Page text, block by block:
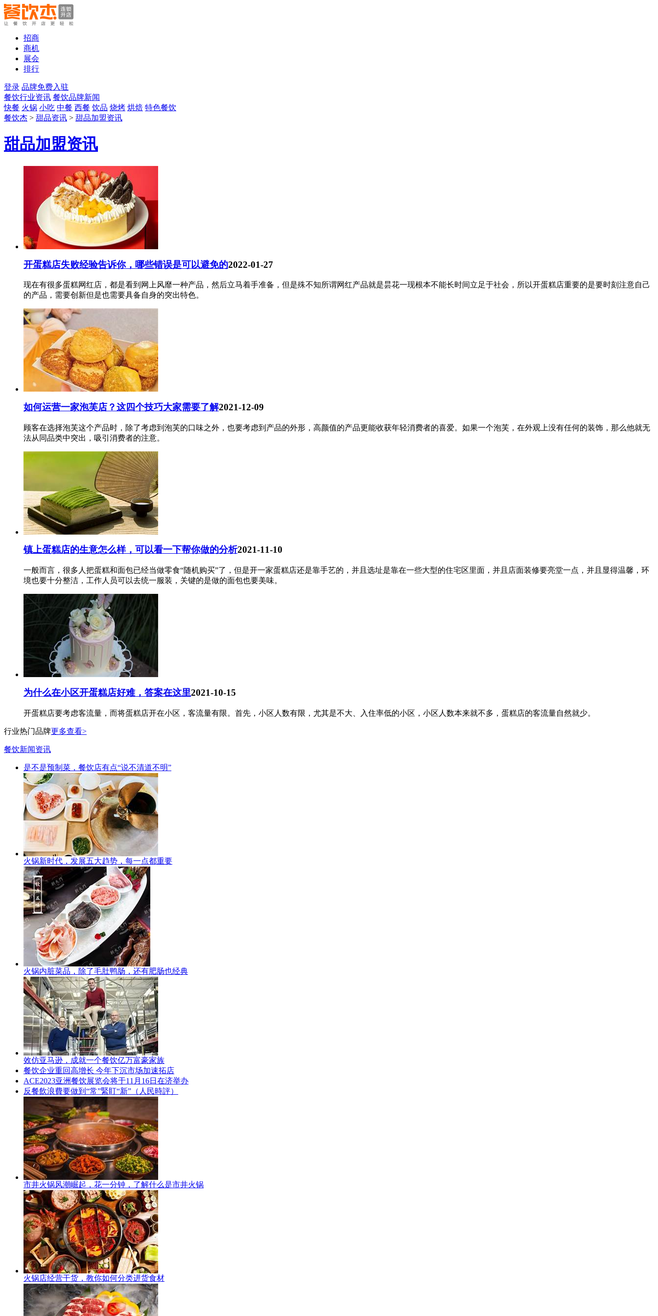
招商
商机
展会
排行
登录 品牌免费入驻
餐饮行业资讯 餐饮品牌新闻
快餐 火锅 小吃 中餐 西餐 饮品 烧烤 烘焙 特色餐饮
餐饮杰 > 甜品资讯 > 甜品加盟资讯
甜品加盟资讯
开蛋糕店失败经验告诉你，哪些错误是可以避免的2022-01-27
现在有很多蛋糕网红店，都是看到网上风靡一种产品，然后立马着手准备，但是殊不知所谓网红产品就是昙花一现根本不能长时间立足于社会，所以开蛋糕店重要的是要时刻注意自己
的产品，需要创新但是也需要具备自身的突出特色。
如何运营一家泡芙店？这四个技巧大家需要了解2021-12-09
顾客在选择泡芙这个产品时，除了考虑到泡芙的口味之外，也要考虑到产品的外形，高颜值的产品更能收获年轻消费者的喜爱。如果一个泡芙，在外观上没有任何的装饰，那么他就无
法从同品类中突出，吸引消费者的注意。
镇上蛋糕店的生意怎么样，可以看一下帮你做的分析2021-11-10
一般而言，很多人把蛋糕和面包已经当做零食“随机购买”了，但是开一家蛋糕店还是靠手艺的，并且选址是靠在一些大型的住宅区里面，并且店面装修要亮堂一点，并且显得温馨，环
境也要十分整洁，工作人员可以去统一服装，关键的是做的面包也要美味。
为什么在小区开蛋糕店好难，答案在这里2021-10-15
开蛋糕店要考虑客流量，而将蛋糕店开在小区，客流量有限。首先，小区人数有限，尤其是不大、入住率低的小区，小区人数本来就不多，蛋糕店的客流量自然就少。
行业热门品牌更多查看>
餐饮新闻资讯
是不是预制菜，餐饮店有点“说不清道不明”
火锅新时代，发展五大趋势，每一点都重要
火锅内脏菜品，除了毛肚鸭肠，还有肥肠也经典
效仿亚马逊，成就一个餐饮亿万富豪家族
餐饮企业重回高增长 今年下沉市场加速拓店
ACE2023亚洲餐饮展览会将于11月16日在济举办
反餐飲浪費要做到“常”緊盯“新”（人民時評）
市井火锅风潮崛起，花一分钟，了解什么是市井火锅
火锅店经营干货，教你如何分类进货食材